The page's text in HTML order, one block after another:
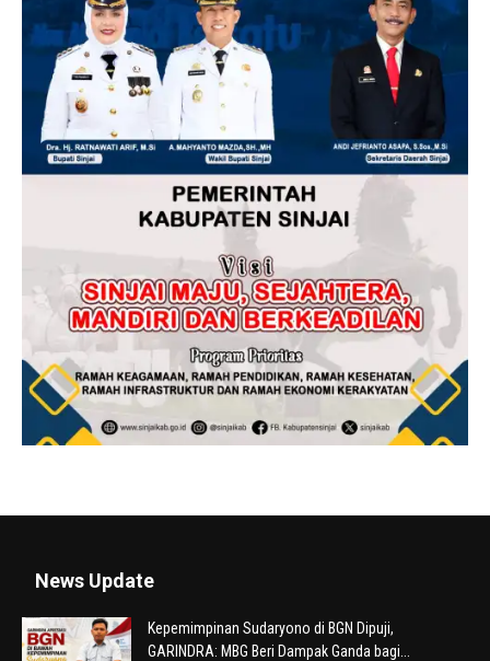
News Update
Kepemimpinan Sudaryono di BGN Dipuji,
GARINDRA: MBG Beri Dampak Ganda bagi...